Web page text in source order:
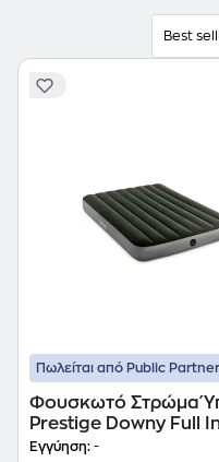
Best
Πωλείται από Public Partner
Φουσκωτό Στρώμα
Prestige Downy Full
137x191x25cm 64108
Εγγύηση: -